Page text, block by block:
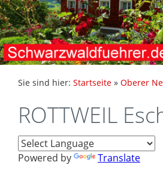
Sie sind hier: Startseite » Oberer
ROTTWEIL
Powered by Translate